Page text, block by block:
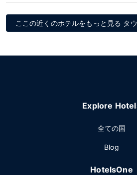
ここの近くのホテルをもっと見る タ
Explore
全ての国
Blog
HotelsOne